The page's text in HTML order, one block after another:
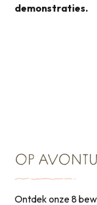
demonstraties.
OP
Ontdek onze 8